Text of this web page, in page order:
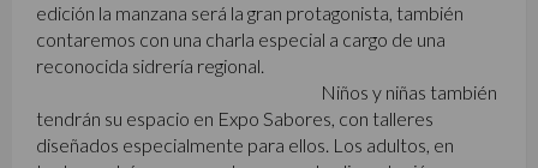
edición la manzana será la gran protagonista, también
contaremos con una charla especial a cargo de una
reconocida sidrería regional.
Niños y niñas también
tendrán su espacio en Expo Sabores, con talleres
diseñados especialmente para ellos. Los adultos, en